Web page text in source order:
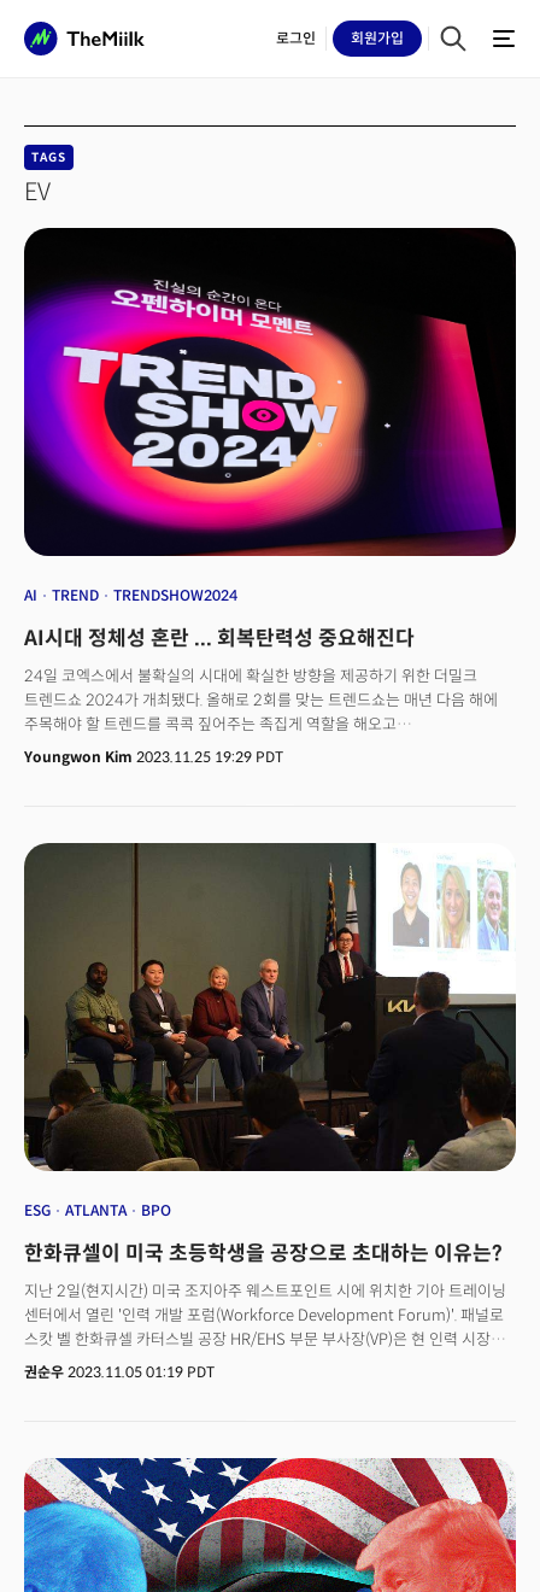
로그인 회원가입
TAGS
EV
AI TREND TRENDSHOW2024
AI시대 정체성 혼란 ... 회복탄력성 중요해진다
24일 코엑스에서 불확실의 시대에 확실한 방향을 제공하기 위한 더밀크
트렌드쇼 2024가 개최됐다. 올해로 2회를 맞는 트렌드쇼는 매년 다음 해에
주목해야 할 트렌드를 콕콕 짚어주는 족집게 역할을 해오고
있다. 트렌드쇼2024 오전 세션에서는 오건영 신한은행 팀장, 이홍락 LG
AI연구소 부사장, 손재권 더밀크 대표, 황지영 노스케롤라이나대 교수 등이
스마트시티 등 미래 기술에 대한 전문가들의 강연이 있었다. 모두가
불확실성에 대해서 이야기하는 요즘, 불확실성을 이겨낼 수 있는 확실한
준비방법을 이번 트렌드쇼2024에서 열띤 발표가 이어졌다.
Youngwon Kim 2023.11.25 19:29 PDT
ESG ATLANTA BPO
한화큐셀이 미국 초등학생을 공장으로 초대하는 이유는?
지난 2일(현지시간) 미국 조지아주 웨스트포인트 시에 위치한 기아 트레이닝
센터에서 열린 '인력 개발 포럼(Workforce Development Forum)'. 패널로
스캇 벨 한화큐셀 카터스빌 공장 HR/EHS 부문 부사장(VP)은 현 인력 시장의
경쟁적인 상황을 이렇게 표현했다. 현재 조지아는 미국에서 가장 빠르게
인력이 필요하기 때문에 자격을 갖춘 인력을 유치하기 위한 기업 간 '쟁탈전'이
이어지고 있다. 벨 부사장은 "좋은 인력을 채용하고, 유지하는 것은 단순히
기업에서 얼마의 급여를 제공하는데서 끝나지 않는다"라고 지적했다. 이어
"얼마의 임금을 받을 수 있을지에 대한 대화로 시작할 수는 있지만, 결국
주거와 자연, 부대시설, 학교와 같은 커뮤니티에 대한 주제가 주가 된다. 인력
문제는 기업과 지역사회 모두가 협업해야 해결할 수 있다"라고 강조했다. 이날
권순우 2023.11.05 01:19 PDT